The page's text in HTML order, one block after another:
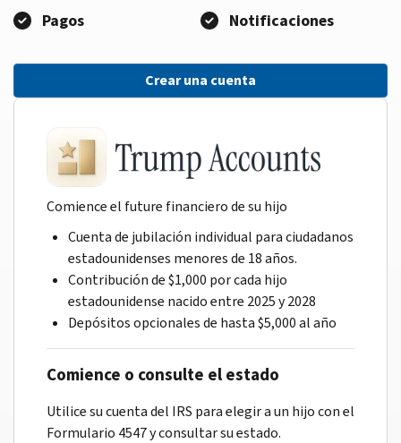
Pagos
Notificaciones
Crear una cuenta
Comience el future financiero de su hijo
Cuenta de jubilación individual para ciudadanos
estadounidenses menores de 18 años.
Contribución de $1,000 por cada hijo
estadounidense nacido entre 2025 y 2028
Depósitos opcionales de hasta $5,000 al año
Comience o consulte el estado
Utilice su cuenta del IRS para elegir a un hijo con el
Formulario 4547 y consultar su estado.